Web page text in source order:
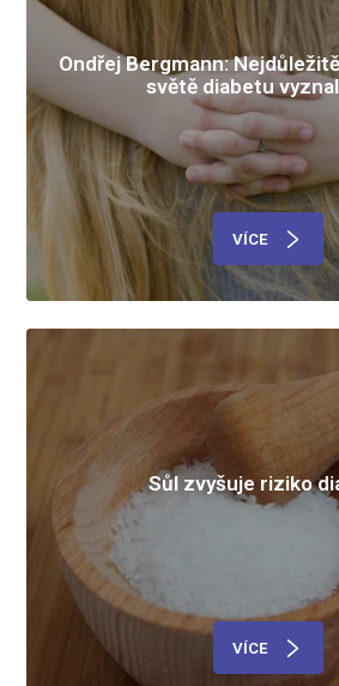
Ondřej Bergmann:
světě diabetu
VÍCE
Sůl zvyšuje riziko
VÍCE